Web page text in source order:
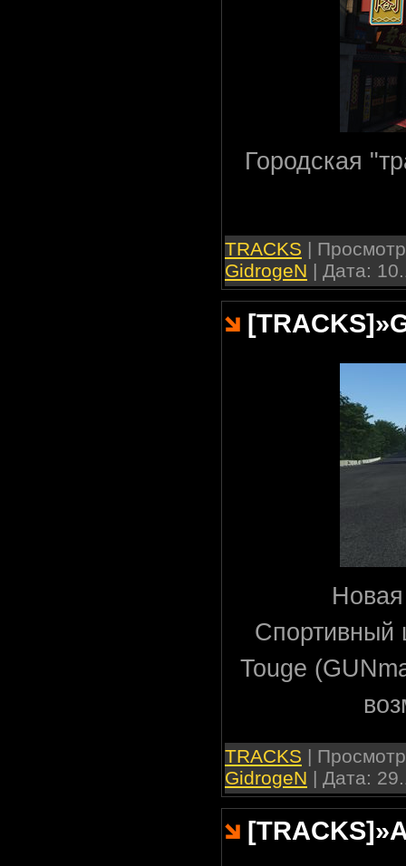
Городская
TRACKS |
GidrogeN | Дата:
[TRACKS]»
Спортивный
Touge
TRACKS |
GidrogeN | Дата:
[TRACKS]»